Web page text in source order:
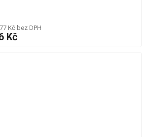
Kč bez DPH
Kč